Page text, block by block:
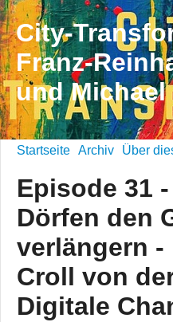
City-
Franz-
und
Startseite Archiv Über
Episode 31
Dörfen den
verlängern -
Croll von
Digitale